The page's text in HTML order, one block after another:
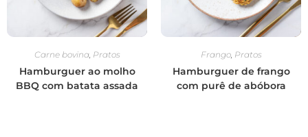
Carne bovina, Pratos
Hamburguer ao molho
BBQ com batata assada
Frango, Pratos
Hamburguer de frango
com purê de abóbora